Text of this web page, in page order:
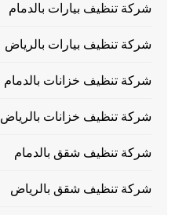
شركة تنظيف بيارات بالدمام
شركة تنظيف بيارات بالرياض
شركة تنظيف خزانات بالدمام
شركة تنظيف خزانات بالرياض
شركة تنظيف شقق بالدمام
شركة تنظيف شقق بالرياض